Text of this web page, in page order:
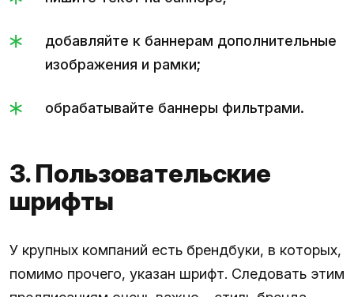
добавляйте к баннерам дополнительные
изображения и рамки;
обрабатывайте баннеры фильтрами.
3. Пользовательские
шрифты
У крупных компаний есть брендбуки, в которых,
помимо прочего, указан шрифт. Следовать этим